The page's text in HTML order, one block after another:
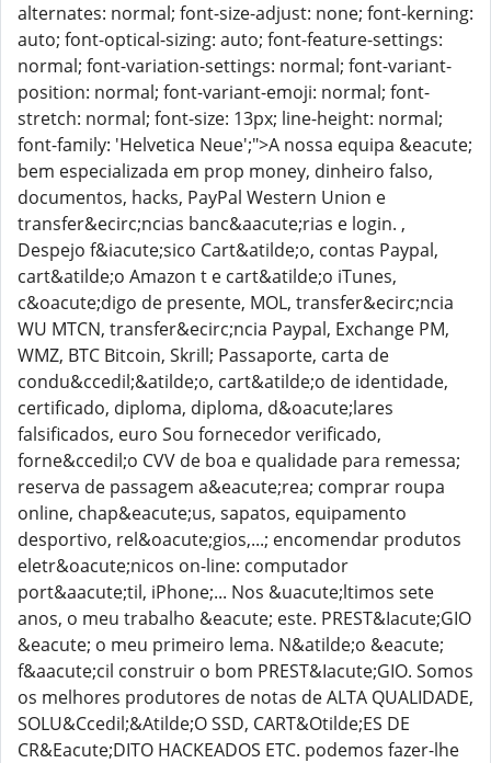
alternates: normal; font-size-adjust: none; font-kerning:
auto; font-optical-sizing: auto; font-feature-settings:
normal; font-variation-settings: normal; font-variant-
position: normal; font-variant-emoji: normal; font-
stretch: normal; font-size: 13px; line-height: normal;
font-family: 'Helvetica Neue';">A nossa equipa &eacute;
bem especializada em prop money, dinheiro falso,
documentos, hacks, PayPal Western Union e
transfer&ecirc;ncias banc&aacute;rias e login. ,
Despejo f&iacute;sico Cart&atilde;o, contas Paypal,
cart&atilde;o Amazon t e cart&atilde;o iTunes,
c&oacute;digo de presente, MOL, transfer&ecirc;ncia
WU MTCN, transfer&ecirc;ncia Paypal, Exchange PM,
WMZ, BTC Bitcoin, Skrill; Passaporte, carta de
condu&ccedil;&atilde;o, cart&atilde;o de identidade,
certificado, diploma, diploma, d&oacute;lares
falsificados, euro Sou fornecedor verificado,
forne&ccedil;o CVV de boa e qualidade para remessa;
reserva de passagem a&eacute;rea; comprar roupa
online, chap&eacute;us, sapatos, equipamento
desportivo, rel&oacute;gios,...; encomendar produtos
eletr&oacute;nicos on-line: computador
port&aacute;til, iPhone;... Nos &uacute;ltimos sete
anos, o meu trabalho &eacute; este. PREST&Iacute;GIO
&eacute; o meu primeiro lema. N&atilde;o &eacute;
f&aacute;cil construir o bom PREST&Iacute;GIO. Somos
os melhores produtores de notas de ALTA QUALIDADE,
SOLU&Ccedil;&Atilde;O SSD, CART&Otilde;ES DE
CR&Eacute;DITO HACKEADOS ETC. podemos fazer-lhe